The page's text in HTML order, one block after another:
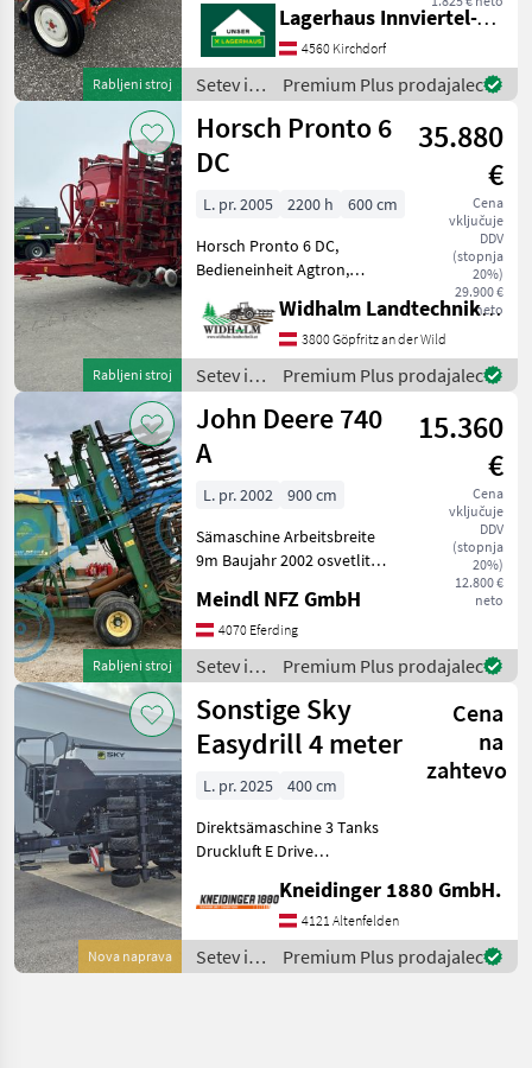
Rabljeni stroj
neposredno setev
Lagerhaus Innviertel-Traunviertel-Urfahr eGen, Kirchdorf
4560 Kirchdorf
Setev in
nega /
Reform
Premium Plus prodajalec
Rabljeni stroj
Horsch Pronto 6
DC
35.880
€
Cena
vključuje
DDV
(stopnja
20%)
29.900 €
neto
L. pr. 2005 2200 h
600 cm
Horsch Pronto 6 DC,
Bedieneinheit Agtron,
Gebläse direkt per
Steuergerät,
Spurlockerzinken,
Tankerhöhung, DiscSystem
2-reihig, Crossboard hydr.
Widhalm Landtechnik GmbH
3800 Göpfritz an der Wild
Setev in
nega /
Horsch
Premium Plus prodajalec
Rabljeni stroj
John Deere 740
A
15.360
€
Cena
vključuje
DDV
(stopnja
20%)
12.800 €
neto
L. pr. 2002
900 cm
Sämaschine Arbeitsbreite
9m Baujahr 2002 osvetlitev,
podvozje, črtalo Setev in
nega Sejalnica za
neposredno setev
Meindl NFZ GmbH
4070 Eferding
Setev in
nega /
John
Deere
Premium Plus prodajalec
Nova naprava
Sonstige Sky
Easydrill 4 meter
Cena
na
zahtevo
L. pr. 2025
400 cm
Direktsämaschine 3 Tanks
Druckluft E Drive
elektrisch schaltbar
Radialbereifung Setev in
nega Sejalnica za
neposredno setev
Kneidinger 1880 GmbH.
4121 Altenfelden
Setev in
nega /
Premium Plus prodajalec